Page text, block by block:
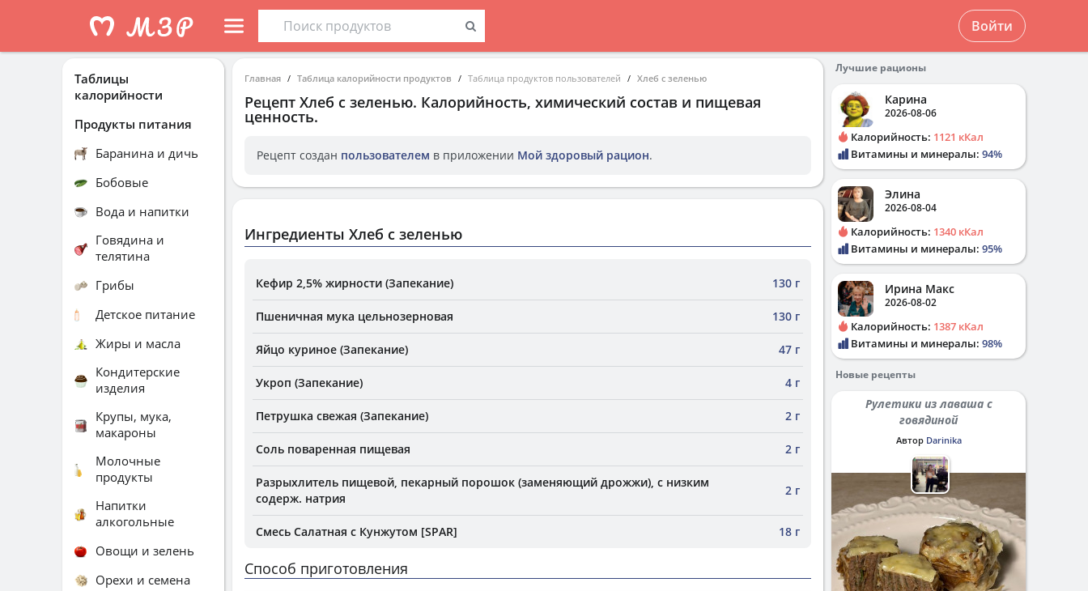
Войти
Главная Таблица калорийности продуктов Таблица продуктов пользователей Хлеб с зеленью
Рецепт Хлеб с зеленью. Калорийность, химический состав и пищевая
ценность.
Рецепт создан пользователем в приложении Мой здоровый рацион.
Ингредиенты Хлеб с зеленью
Кефир 2,5% жирности (Запекание) 130 г
Пшеничная мука цельнозерновая 130 г
Яйцо куриное (Запекание) 47 г
Укроп (Запекание) 4 г
Петрушка свежая (Запекание) 2 г
Соль поваренная пищевая 2 г
Разрыхлитель пищевой, пекарный порошок (заменяющий дрожжи), с низким
содерж. натрия
2 г
Смесь Салатная с Кунжутом [SPAR] 18 г
Способ приготовления
Таблицы
калорийности
Продукты питания
Баранина и дичь
Бобовые
Вода и напитки
Говядина и
телятина
Грибы
Детское питание
Жиры и масла
Кондитерские
изделия
Крупы, мука,
макароны
Молочные
продукты
Напитки
алкогольные
Овощи и зелень
Орехи и семена
Лучшие рационы
Карина
2026-08-06
Калорийность: 1121 кКал
Витамины и минералы: 94%
Элина
2026-08-04
Калорийность: 1340 кКал
Витамины и минералы: 95%
Ирина Макс
2026-08-02
Калорийность: 1387 кКал
Витамины и минералы: 98%
Новые рецепты
Рулетики из лаваша с
говядиной
Автор Darinika